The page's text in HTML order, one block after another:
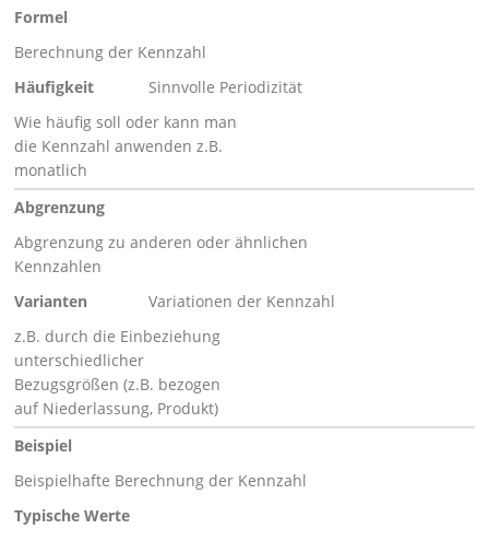
Formel
Berechnung der Kennzahl
Häufigkeit
Sinnvolle Periodizität
Wie häufig soll oder kann man
die Kennzahl anwenden z.B.
monatlich
Abgrenzung
Abgrenzung zu anderen oder ähnlichen
Kennzahlen
Varianten
Variationen der Kennzahl
z.B. durch die Einbeziehung
unterschiedlicher
Bezugsgrößen (z.B. bezogen
auf Niederlassung, Produkt)
Beispiel
Beispielhafte Berechnung der Kennzahl
Typische Werte